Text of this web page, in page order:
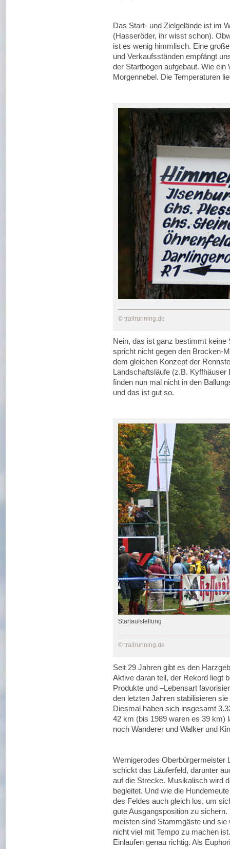
Das Start- und Zielgelände ist im
(Hasseröder, ihr wisst schon).
ist es wenig himmlisch. Eine
und Verkaufsständen empfängt
der Startbogen aufgebaut. Wie
Morgennebel. Die Temperaturen
© trailrunning.de
Nein, das ist ganz bestimmt
spricht nicht gegen den Brocken-
dem gleichen Konzept der
Landschaftsläufe (z.B.
finden nun mal nicht in den
und das ist gut so.
Startaufstellung
© trailrunning.de
Seit 29 Jahren gibt es den
Aktive daran teil, der Rekord liegt
Produkte und –Lebensart
den letzten Jahren stabilisieren
Diesmal haben sich insgesamt
42 km (bis 1989 waren es 39 km)
noch Wanderer und Walker und
Wernigerodes Oberbürgermeister
schickt das Läuferfeld, darunter
auf die Strecke. Musikalisch wird
begleitet. Und wie die
des Feldes auch gleich los, um
gute Ausgangsposition zu
meisten sind Stammgäste und
nicht viel mit Tempo zu machen
Einlaufen genau richtig. Als